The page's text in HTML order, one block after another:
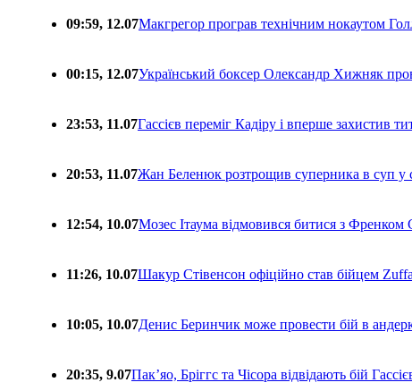
09:59, 12.07Макгрегор програв технічним нокаутом
00:15, 12.07Український боксер Олександр Хижняк
23:53, 11.07Гассієв переміг Кадіру і вперше захистив
20:53, 11.07Жан Беленюк розтрощив суперника в суп
12:54, 10.07Мозес Ітаума відмовився битися з Френком
11:26, 10.07Шакур Стівенсон офіційно став бійцем
10:05, 10.07Денис Беринчик може провести бій в
20:35, 9.07Пакʼяо, Бріггс та Чісора відвідають бій